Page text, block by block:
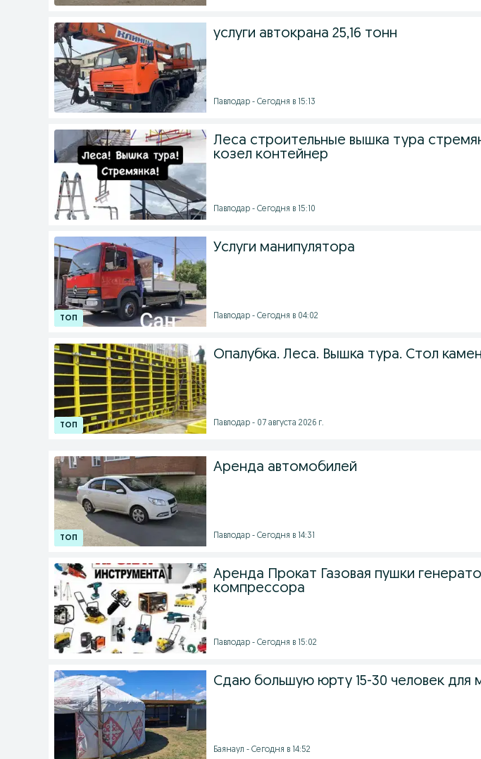
услуги автокрана 25,16 тонн
Павлодар - Сегодня в 15:13
Леса строительные вышка тура
козел контейнер
Павлодар - Сегодня в 15:10
Услуги манипулятора
Павлодар - Сегодня в 04:02
Опалубка. Леса. Вышка тура. Стол
Павлодар - 07 августа 2026 г.
Аренда автомобилей
Павлодар - Сегодня в 14:31
Аренда Прокат Газовая пушки
компрессора
Павлодар - Сегодня в 15:02
Сдаю большую юрту 15-30 человек для
Баянаул - Сегодня в 14:52